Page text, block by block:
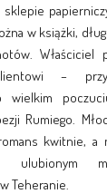
w książki,
Właściciel
–
wielkim
Rumiego.
kwitnie, a
ulubionym
Teheranie.